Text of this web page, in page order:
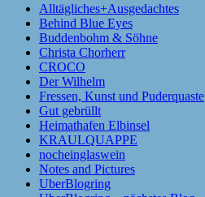
Alltägliches+Ausgedachtes
Behind Blue Eyes
Buddenbohm & Söhne
Christa Chorherr
CROCO
Der Wilhelm
Fressen, Kunst und Puderquaste
Gut gebrüllt
Heimathafen Elbinsel
KRAULQUAPPE
nocheinglaswein
Notes and Pictures
UberBlogring